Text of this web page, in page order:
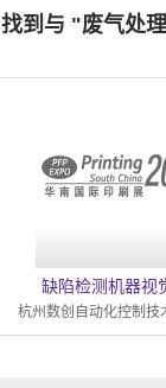
找到与 "废气处
缺陷检测机器视
杭州数创自动化控制技